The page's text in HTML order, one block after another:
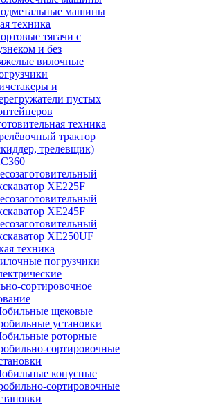
машины
техника
тягачи с
и без
вилочные
и
пустых
техника
трактор
трелевщик)
XE225F
XE245F
XE250UF
техника
погрузчики
сортировочное
щековые
установки
роторные
сортировочные
конусные
сортировочные